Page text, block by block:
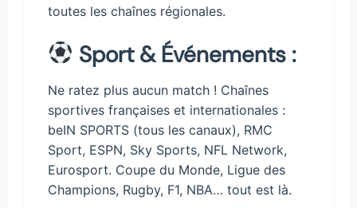
toutes les chaînes régionales.
Sport & Événements :
Ne ratez plus aucun match ! Chaînes
sportives françaises et internationales :
beIN SPORTS (tous les canaux), RMC
Sport, ESPN, Sky Sports, NFL Network,
Eurosport. Coupe du Monde, Ligue des
Champions, Rugby, F1, NBA… tout est là.